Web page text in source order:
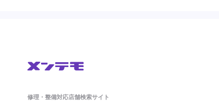
修理・整備対応店舗検索サイト